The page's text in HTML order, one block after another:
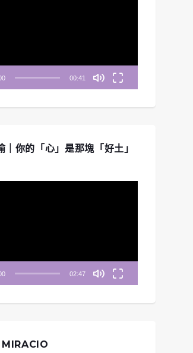
00:41
｜你的「心」是那塊「好土」
02:47